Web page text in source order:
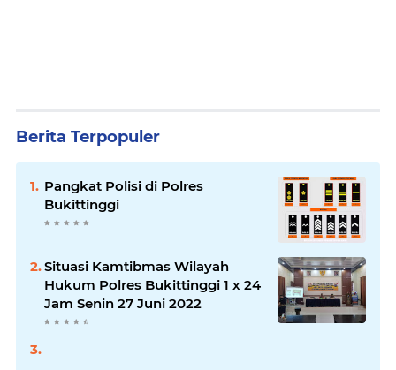
Berita Terpopuler
Pangkat Polisi di Polres
Bukittinggi
Situasi Kamtibmas Wilayah
Hukum Polres Bukittinggi 1 x 24
Jam Senin 27 Juni 2022